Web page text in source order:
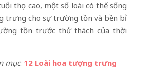
thọ cao, một số loài có thể sống
trưng cho sự trường tồn và bền bỉ
tồn trước thử thách của thời
mục: 12 Loài hoa tượng trưng